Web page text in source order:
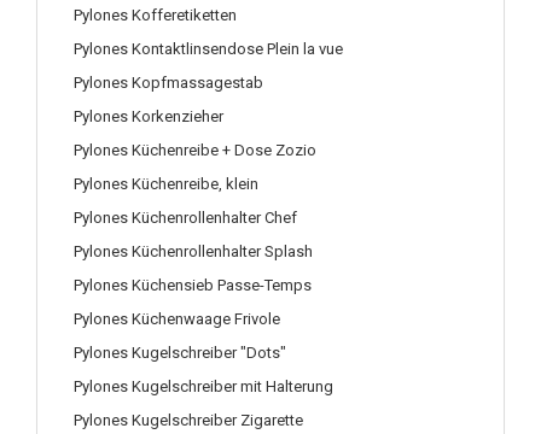
Pylones Kofferetiketten
Pylones Kontaktlinsendose Plein la vue
Pylones Kopfmassagestab
Pylones Korkenzieher
Pylones Küchenreibe + Dose Zozio
Pylones Küchenreibe, klein
Pylones Küchenrollenhalter Chef
Pylones Küchenrollenhalter Splash
Pylones Küchensieb Passe-Temps
Pylones Küchenwaage Frivole
Pylones Kugelschreiber "Dots"
Pylones Kugelschreiber mit Halterung
Pylones Kugelschreiber Zigarette